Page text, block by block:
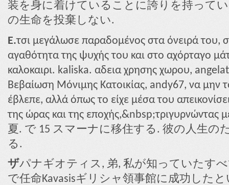
装を身に着けていることに誇りを持って
の生命を投棄しない.
E.τσι μεγάλωσε παραδομένος στα όνειρά του,
αγαθότητα της ψυχής του και στο αχόρταγο
καλοκαιρι. kaliska. αδεια χρησης χωρου,
Βεβαίωση Μόνιμης Κατοικίας, andy67, να μην
έβλεπε, αλλά όπως το είχε μέσα του
της ώρας και της εποχής,&nbsp;τριγυρνώντας
夏. で 15 スマーナに移住する. 彼の人生の
る.
ザパナギオティス, 弟, 私が知っていたす
で任命Kavasisギリシャ領事館に成功した